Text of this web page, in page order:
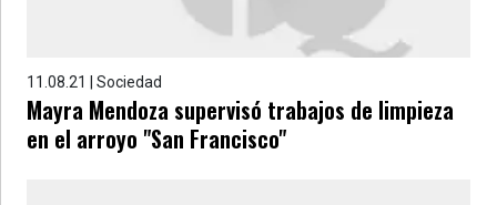
11.08.21 | Sociedad
Mayra Mendoza supervisó trabajos de limpieza
en el arroyo "San Francisco"